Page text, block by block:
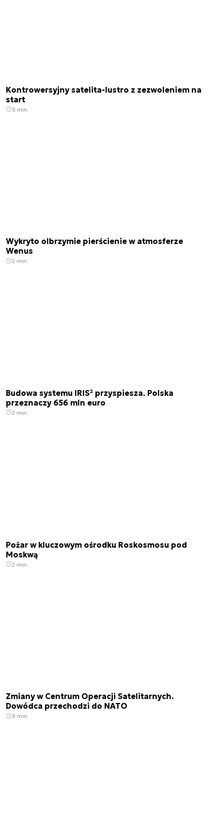
Kontrowersyjny satelita-lustro z zezwoleniem na
start
3 min.
Wykryto olbrzymie pierścienie w atmosferze
Wenus
2 min.
Budowa systemu IRIS² przyspiesza. Polska
przeznaczy 656 mln euro
2 min.
Pożar w kluczowym ośrodku Roskosmosu pod
Moskwą
2 min.
Zmiany w Centrum Operacji Satelitarnych.
Dowódca przechodzi do NATO
3 min.